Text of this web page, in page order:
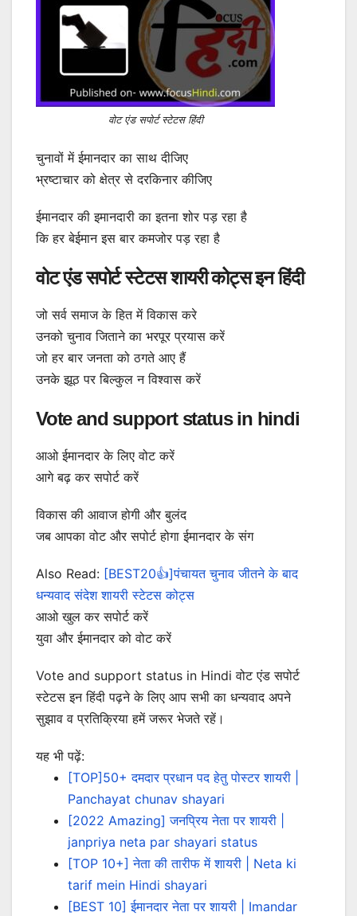
वोट एंड सपोर्ट स्टेटस हिंदी
चुनावों में ईमानदार का साथ दीजिए
भ्रष्टाचार को क्षेत्र से दरकिनार कीजिए
ईमानदार की इमानदारी का इतना शोर पड़ रहा है
कि हर बेईमान इस बार कमजोर पड़ रहा है
वोट एंड सपोर्ट स्टेटस शायरी कोट्स इन हिंदी
जो सर्व समाज के हित में विकास करे
उनको चुनाव जिताने का भरपूर प्रयास करें
जो हर बार जनता को ठगते आए हैं
उनके झूठ पर बिल्कुल न विश्वास करें
Vote and support status in hindi
आओ ईमानदार के लिए वोट करें
आगे बढ़ कर सपोर्ट करें
विकास की आवाज होगी और बुलंद
जब आपका वोट और सपोर्ट होगा ईमानदार के संग
Also Read: [BEST20👍]पंचायत चुनाव जीतने के बाद
धन्यवाद संदेश शायरी स्टेटस कोट्स
आओ खुल कर सपोर्ट करें
युवा और ईमानदार को वोट करें
Vote and support status in Hindi वोट एंड सपोर्ट
स्टेटस इन हिंदी पढ़ने के लिए आप सभी का धन्यवाद अपने
सुझाव व प्रतिक्रिया हमें जरूर भेजते रहें।
यह भी पढ़ें:
[TOP]50+ दमदार प्रधान पद हेतु पोस्टर शायरी |
Panchayat chunav shayari
[2022 Amazing] जनप्रिय नेता पर शायरी |
janpriya neta par shayari status
[TOP 10+] नेता की तारीफ में शायरी | Neta ki
tarif mein Hindi shayari
[BEST 10] ईमानदार नेता पर शायरी | Imandar